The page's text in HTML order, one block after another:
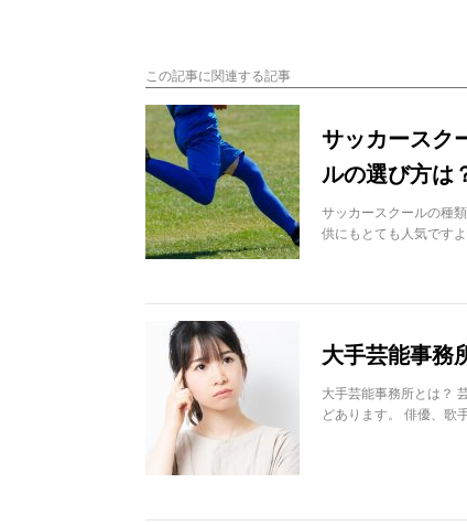
この記事に関連する記事
サッカースク
ルの選び方は
サッカースクールの種
供にもとても人気です
大手芸能事務
大手芸能事務所とは？
どあります。 俳優、歌